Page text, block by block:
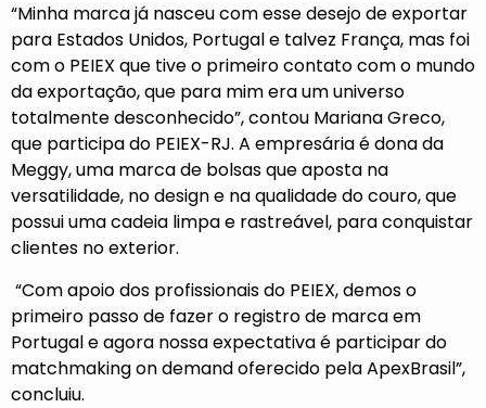
“Minha marca já nasceu com esse desejo de exportar
para Estados Unidos, Portugal e talvez França, mas foi
com o PEIEX que tive o primeiro contato com o mundo
da exportação, que para mim era um universo
totalmente desconhecido”, contou Mariana Greco,
que participa do PEIEX-RJ. A empresária é dona da
Meggy, uma marca de bolsas que aposta na
versatilidade, no design e na qualidade do couro, que
possui uma cadeia limpa e rastreável, para conquistar
clientes no exterior.
“Com apoio dos profissionais do PEIEX, demos o
primeiro passo de fazer o registro de marca em
Portugal e agora nossa expectativa é participar do
matchmaking on demand oferecido pela ApexBrasil”,
concluiu.